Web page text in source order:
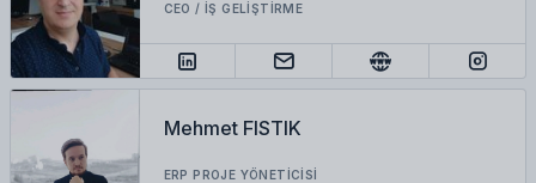
CEO / İŞ GELIŞTIRME
Mehmet FISTIK
ERP PROJE YÖNETICISI